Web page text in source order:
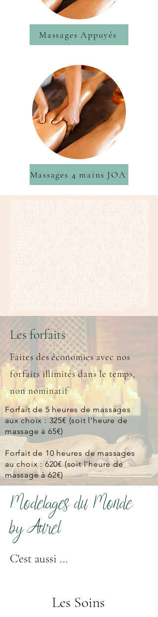
Massages Appuyés
Massages 4 mains JOA
Bienvenue sur le site Modelages du monde by Aurel,
votre centre de bien-être à Metz. Nous sommes
spécialisés dans les massages relaxants pour vous
aider à lâcher prise et vous offrir un moment de
détente et de relaxation. Nous proposons une large
gamme de massages, allant du massage californien
à celui aux pierres chaudes en passant par le
massage ayurvédique et la réflexologie plantaire. Nos
massages permettent de dénouer les tensions
musculaires, stimuler la circulation sanguine et
lymphatique, évacuer les toxines et rééquilibrer votre
corps et votre esprit. Notre équipe de praticiens et
praticiennes expérimentés et expertes en différentes
techniques de massage telles que le shiatsu, le
thaïlandais, le balinais et le suédois, saura répondre à
vos besoins pour vous apaiser et vous détendre. Nous
offrons également des massages spécialement
adaptés aux femmes enceintes pour les soulager de
leurs maux et tensions. Nous utilisons des huiles
végétales naturelles telles que l'huile d'argan pour
hydrater et nourrir votre peau et nous proposons
également des soins esthétiques tels que l'épilation,
la manucure et les soins du visage. Vous pourrez
également profiter de notre sauna et de notre
hammam pour une parenthèse de bien-être totale.
Venez découvrir notre espace détente et nos
différentes cartes de soins, adaptées à vos besoins et
à vos envies. Nous sommes situés en plein cœur de
Metz, dans un espace calme et apaisant, propice à la
relaxation et à la sérénité. Profitez d'un bon massage
pour ressourcer votre corps et votre esprit, vous
évader et vous libérer de toutes vos tensions.
Les forfaits
Faites des économies avec nos
forfaits illimités dans le temps,
non nominatif
Forfait de 5 heures de massages
aux choix : 325€ (soit l'heure de
massage à 65€)
Forfait de 10 heures de massages
au choix : 620€ (soit l'heure de
massage à 62€)
Modelages du Monde
by Aurel
C'est aussi ...
Les Soins